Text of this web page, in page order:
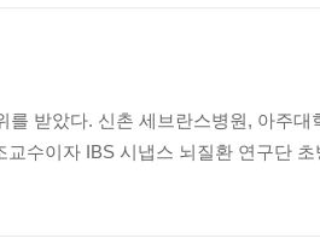
받았다. 신촌 세브란스병원, 아주대
수이자 IBS 시냅스 뇌질환 연구단 초